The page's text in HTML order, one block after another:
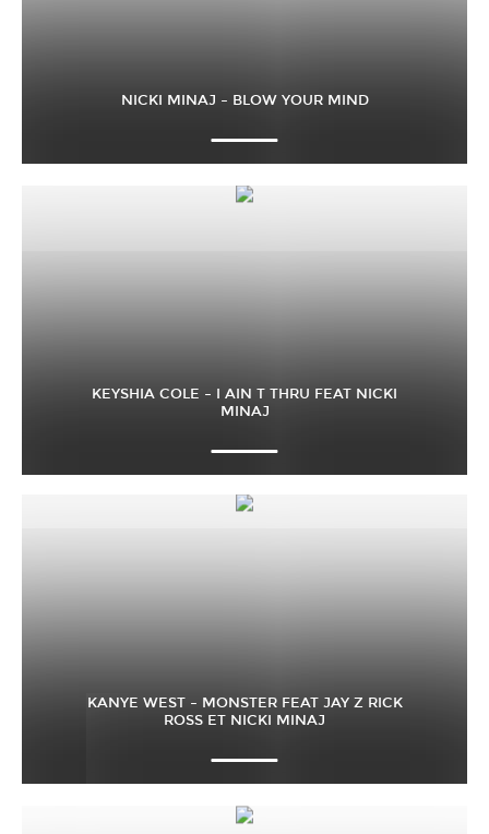
NICKI MINAJ – BLOW YOUR MIND
KEYSHIA COLE – I AIN T THRU FEAT NICKI
MINAJ
KANYE WEST – MONSTER FEAT JAY Z RICK
ROSS ET NICKI MINAJ